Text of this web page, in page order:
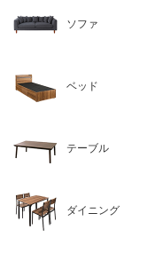
ソファ
ベッド
テーブル
ダイニング